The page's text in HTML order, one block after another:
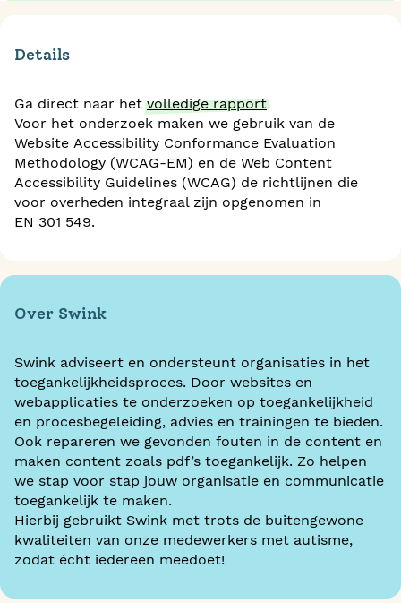
Details
Ga direct naar hetvolledige rapport.
Voor het onderzoek maken we gebruik van de
Website Accessibility Conformance Evaluation
Methodology (WCAG-EM) en de Web Content
Accessibility Guidelines (WCAG) de richtlijnen die
voor overheden integraal zijn opgenomen in
EN 301 549.
Over Swink
Swink adviseert en ondersteunt organisaties in het
toegankelijkheidsproces. Door websites en
webapplicaties te onderzoeken op toegankelijkheid
en procesbegeleiding, advies en trainingen te bieden.
Ook repareren we gevonden fouten in de content en
maken content zoals pdf’s toegankelijk. Zo helpen
we stap voor stap jouw organisatie en communicatie
toegankelijk te maken.
Hierbij gebruikt Swink met trots de buitengewone
kwaliteiten van onze medewerkers met autisme,
zodat écht iedereen meedoet!